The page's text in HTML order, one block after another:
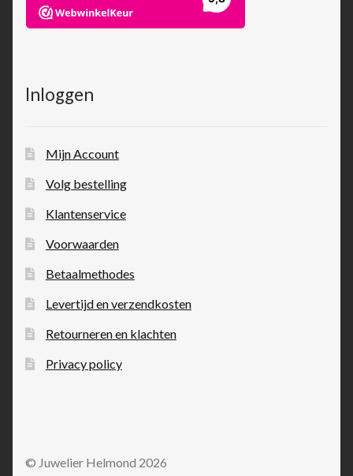
Inloggen
Mijn Account
Volg bestelling
Klantenservice
Voorwaarden
Betaalmethodes
Levertijd en verzendkosten
Retourneren en klachten
Privacy policy
© Juwelier Helmond 2026